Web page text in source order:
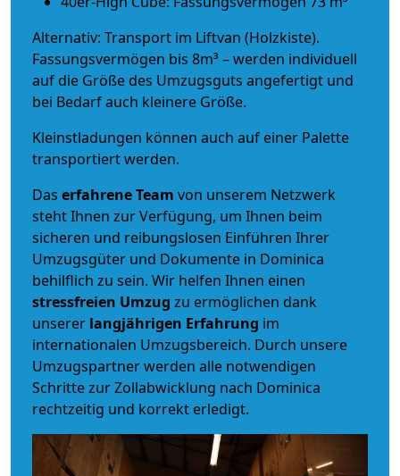
Alternativ: Transport im Liftvan (Holzkiste).
Fassungsvermögen bis 8m³ – werden individuell
auf die Größe des Umzugsguts angefertigt und
bei Bedarf auch kleinere Größe.
Kleinstladungen können auch auf einer Palette
transportiert werden.
Das erfahrene Team von unserem Netzwerk
steht Ihnen zur Verfügung, um Ihnen beim
sicheren und reibungslosen Einführen Ihrer
Umzugsgüter und Dokumente in Dominica
behilflich zu sein. Wir helfen Ihnen einen
stressfreien Umzug zu ermöglichen dank
unserer langjährigen Erfahrung im
internationalen Umzugsbereich. Durch unsere
Umzugspartner werden alle notwendigen
Schritte zur Zollabwicklung nach Dominica
rechtzeitig und korrekt erledigt.